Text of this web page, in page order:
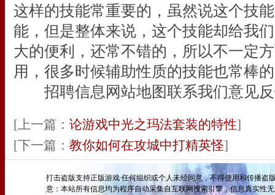
这样的技能常重要的，虽然说这个技
能，但是整体来说，这个技能却给我
大的便利，还常不错的，所以不一定
用，很多时候辅助性质的技能也常棒
招聘信息网站地图联系我们意见
[上一篇： 论游戏中光之玛法套装的特性]
[下一篇： 教你如何在攻城中打精英怪]
打击盗版支持正版游戏 任何组织或个人未经同意，不得使用和传播盗
意：本站所有信息均为程序自动采集自互联网搜索引擎，信息真实性